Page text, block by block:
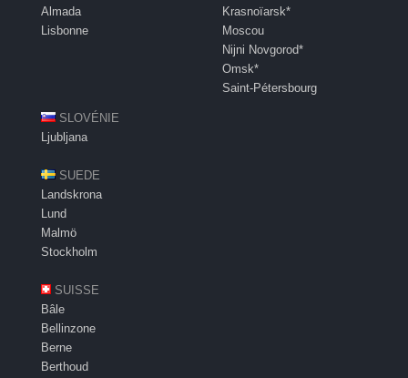
Almada
Lisbonne
Krasnoïarsk*
Moscou
Nijni Novgorod*
Omsk*
Saint-Pétersbourg
SLOVÉNIE
Ljubljana
SUEDE
Landskrona
Lund
Malmö
Stockholm
SUISSE
Bâle
Bellinzone
Berne
Berthoud